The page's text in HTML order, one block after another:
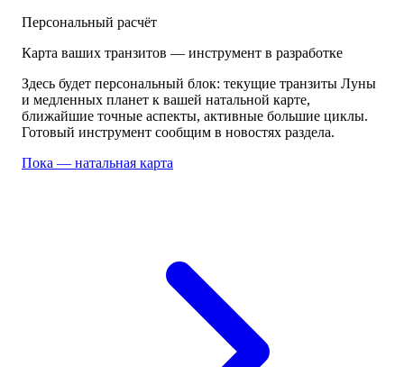
Персональный расчёт
Карта ваших транзитов — инструмент в разработке
Здесь будет персональный блок: текущие транзиты Луны
и медленных планет к вашей натальной карте,
ближайшие точные аспекты, активные большие циклы.
Готовый инструмент сообщим в новостях раздела.
Пока — натальная карта